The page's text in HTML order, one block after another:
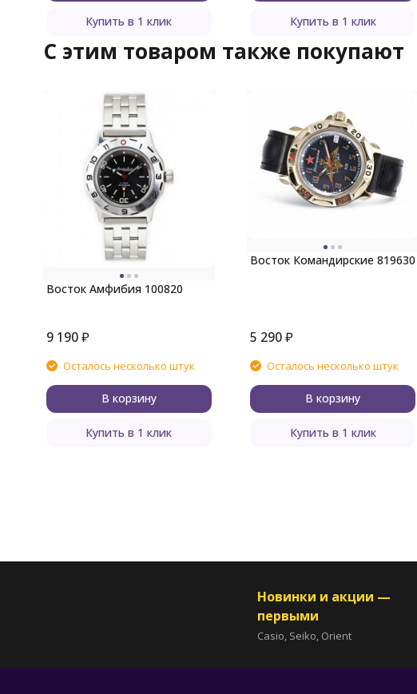
Купить в 1 клик Купить в 1 клик
C этим товаром также покупают
Восток Амфибия 100820
9 190 ₽
Осталось несколько штук
В корзину
Купить в 1 клик
Восток Командирские 819630
5 290₽
Осталось несколько штук
В корзину
Купить в 1 клик
Новинки и акции —
первыми
Casio, Seiko, Orient